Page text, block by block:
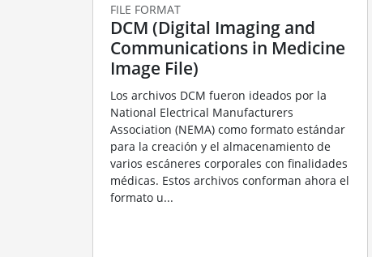
FILE FORMAT
DCM (Digital Imaging and
Communications in Medicine
Image File)
Los archivos DCM fueron ideados por la
National Electrical Manufacturers
Association (NEMA) como formato estándar
para la creación y el almacenamiento de
varios escáneres corporales con finalidades
médicas. Estos archivos conforman ahora el
formato u...